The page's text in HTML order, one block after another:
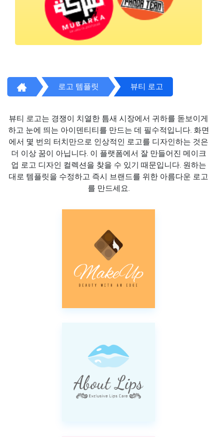
로고 템플릿 뷰티 로고
뷰티 로고는 경쟁이 치열한 틈새 시장에서 귀하를 돋보이게
하고 눈에 띄는 아이덴티티를 만드는 데 필수적입니다. 화면
에서 몇 번의 터치만으로 인상적인 로고를 디자인하는 것은
더 이상 꿈이 아닙니다. 이 플랫폼에서 잘 만들어진 메이크
업 로고 디자인 컬렉션을 찾을 수 있기 때문입니다. 원하는
대로 템플릿을 수정하고 즉시 브랜드를 위한 아름다운 로고
를 만드세요.